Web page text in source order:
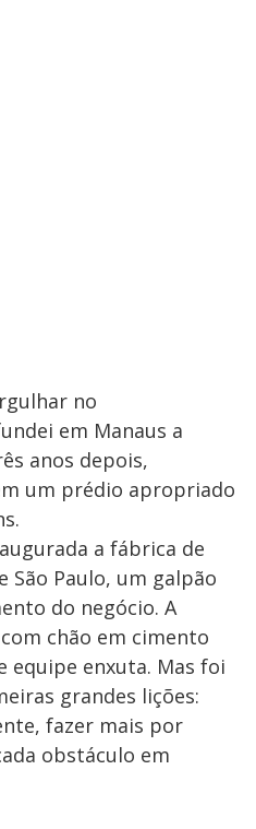
no
em Manaus a
anos depois,
um prédio apropriado
a fábrica de
São Paulo, um galpão
do negócio. A
chão em cimento
equipe enxuta. Mas foi
grandes lições:
fazer mais por
obstáculo em